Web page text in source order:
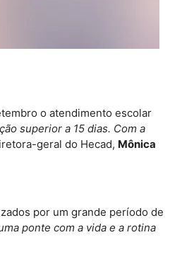
o atendimento escolar
superior a 15 dias. Com a
geral do Hecad, Mônica
por um grande período de
ponte com a vida e a rotina